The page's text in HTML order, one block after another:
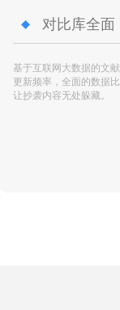
对比库全面
基于互联网大数据的文
更新频率，全面的数据比
让抄袭内容无处躲藏。